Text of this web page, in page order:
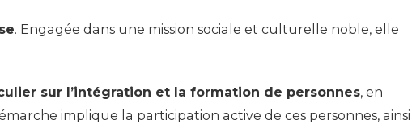
. Engagée dans une mission sociale et culturelle noble, elle
sur l’intégration et la formation de personnes, en
implique la participation active de ces personnes, ainsi